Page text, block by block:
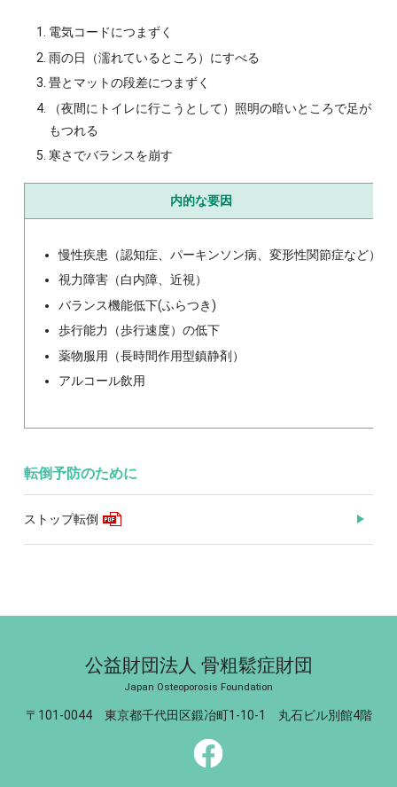
電気コードにつまずく
雨の日（濡れているところ）にすべる
畳とマットの段差につまずく
（夜間にトイレに行こうとして）照明の暗いところで足が
もつれる
寒さでバランスを崩す
内的な要因
慢性疾患（認知症、パーキンソン病、変形性関節症など）
視力障害（白内障、近視）
バランス機能低下(ふらつき)
歩行能力（歩行速度）の低下
薬物服用（長時間作用型鎮静剤）
アルコール飲用
転倒予防のために
ストップ転倒
公益財団法人 骨粗鬆症財団
Japan Osteoporosis Foundation
〒101-0044 東京都千代田区鍛冶町1-10-1 丸石ビル別館4階